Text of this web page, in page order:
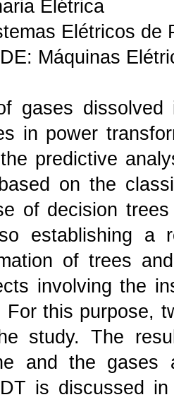
Elétrica
Elétricos de
Máquinas
gases
in power
predictive
on the
of decision
establishing a
of trees
involving the
For this purpose,
study. The
and the
is discussed